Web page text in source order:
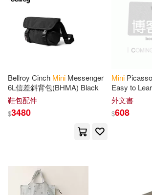
Ishii(15)
Kinkade(15)
Mark(15)
Peter Pauper Press (COR)(15)
Sachiyo(15)
Midpoint Trade Books Inc(7)
Penguin Group UK(7)
Running Pr Miniature Editions(7)
Diamond Comic Distributors(6)
Bellroy Cinch Mini Messenger
6L信差斜背包(BHMA) Black
鞋包配件
$3480
Mini
Easy to
外文書
$608